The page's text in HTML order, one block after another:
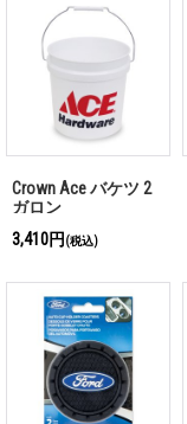
Crown Ace バケツ 2
ガロン
3,410円 (税込)